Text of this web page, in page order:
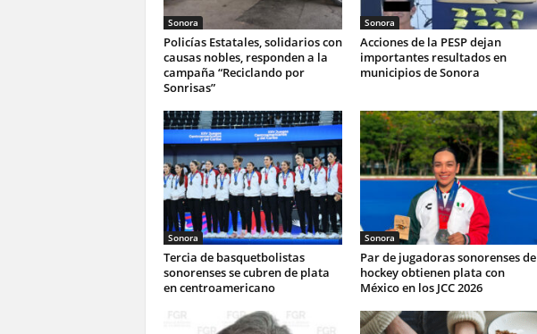
Sonora
Policías Estatales, solidarios con
causas nobles, responden a la
campaña “Reciclando por
Sonrisas”
Sonora
Acciones de la PESP dejan
importantes resultados en
municipios de Sonora
Sonora
Tercia de basquetbolistas
sonorenses se cubren de plata
en centroamericano
Sonora
Par de jugadoras sonorenses de
hockey obtienen plata con
México en los JCC 2026